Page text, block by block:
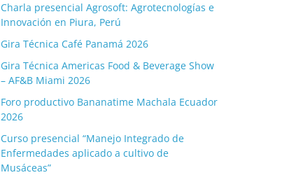
Charla presencial Agrosoft: Agrotecnologías e
Innovación en Piura, Perú
Gira Técnica Café Panamá 2026
Gira Técnica Americas Food & Beverage Show
– AF&B Miami 2026
Foro productivo Bananatime Machala Ecuador
2026
Curso presencial “Manejo Integrado de
Enfermedades aplicado a cultivo de
Musáceas”